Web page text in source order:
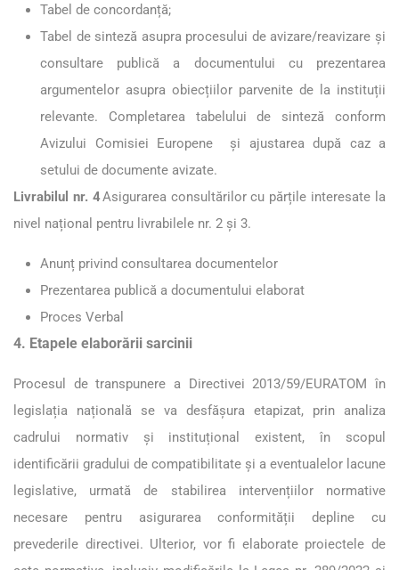
Tabel de concordanță;
Tabel de sinteză asupra procesului de avizare/reavizare și
consultare publică a documentului cu prezentarea
argumentelor asupra obiecțiilor parvenite de la instituții
relevante. Completarea tabelului de sinteză conform
Avizului Comisiei Europene și ajustarea după caz a
setului de documente avizate.
Livrabilul nr. 4Asigurarea consultărilor cu părțile interesate la
nivel național pentru livrabilele nr. 2 și 3.
Anunț privind consultarea documentelor
Prezentarea publică a documentului elaborat
Proces Verbal
4. Etapele elaborării sarcinii
Procesul de transpunere a Directivei 2013/59/EURATOM în
legislația națională se va desfășura etapizat, prin analiza
cadrului normativ și instituțional existent, în scopul
identificării gradului de compatibilitate și a eventualelor lacune
legislative, urmată de stabilirea intervențiilor normative
necesare pentru asigurarea conformității depline cu
prevederile directivei. Ulterior, vor fi elaborate proiectele de